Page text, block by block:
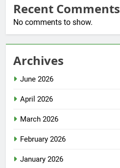
Recent Comments
No comments to show.
Archives
June 2026
April 2026
March 2026
February 2026
January 2026